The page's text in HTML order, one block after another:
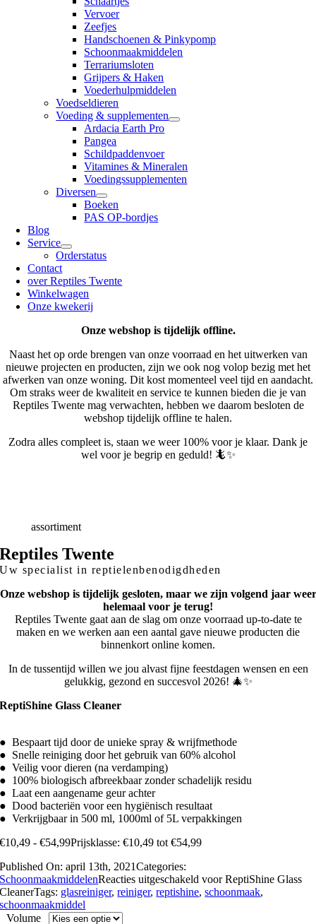
Vervoer
Zeefjes
Handschoenen & Pinkypomp
Schoonmaakmiddelen
Terrariumsloten
Grijpers & Haken
Voederhulpmiddelen
Voedseldieren
Voeding & supplementen
Ardacia Earth Pro
Pangea
Schildpaddenvoer
Vitamines & Mineralen
Voedingssupplementen
Diversen
Boeken
PAS OP-bordjes
Blog
Service
Orderstatus
Contact
over Reptiles Twente
Winkelwagen
Onze kwekerij
Onze webshop is tijdelijk offline.
Naast het op orde brengen van onze voorraad en het uitwerken van
nieuwe projecten en producten, zijn we ook nog volop bezig met het
afwerken van onze woning. Dit kost momenteel veel tijd en aandacht.
Om straks weer de kwaliteit en service te kunnen bieden die je van
Reptiles Twente mag verwachten, hebben we daarom besloten de
webshop tijdelijk offline te halen.
Zodra alles compleet is, staan we weer 100% voor je klaar. Dank je
wel voor je begrip en geduld! 🦎✨
Breedassortiment
Reptiles Twente
Uw specialist in reptielenbenodigdheden
Onze webshop is tijdelijk gesloten, maar we zijn volgend jaar weer
helemaal voor je terug!
Reptiles Twente gaat aan de slag om onze voorraad up-to-date te
maken en we werken aan een aantal gave nieuwe producten die
binnenkort online komen.
In de tussentijd willen we jou alvast fijne feestdagen wensen en een
gelukkig, gezond en succesvol 2026! 🎄✨
ReptiShine Glass Cleaner
● Bespaart tijd door de unieke spray & wrijfmethode
● Snelle reiniging door het gebruik van 60% alcohol
● Veilig voor dieren (na verdamping)
● 100% biologisch afbreekbaar zonder schadelijk residu
● Laat een aangename geur achter
● Dood bacteriën voor een hygiënisch resultaat
● Verkrijgbaar in 500 ml, 1000ml of 5L verpakkingen
€10,49 - €54,99Prijsklasse: €10,49 tot €54,99
Published On: april 13th, 2021Categories:
SchoonmaakmiddelenReacties uitgeschakeld voor ReptiShine Glass
CleanerTags: glasreiniger,reiniger,reptishine,schoonmaak,
schoonmaakmiddel
Volume